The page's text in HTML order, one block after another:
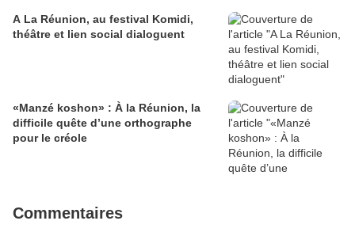
A La Réunion, au festival Komidi,
théâtre et lien social dialoguent
«Manzé koshon» : À la Réunion, la
difficile quête d’une orthographe
pour le créole
Commentaires